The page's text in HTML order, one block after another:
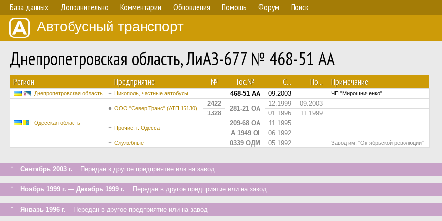
База данных Дополнительно Комментарии Обновления Помощь Форум Поиск
Автобусный транспорт
Днепропетровская область, ЛиАЗ-677 № 468-51 АА
Регион Предприятие № Гос.№ С... По... Примечание
Днепропетровская область Никополь, частные автобусы 468-51 АА 09.2003 ЧП "Мирошниченко"
Одесская область
ООО "Север Транс" (АТП 15130)
2422
281-21 ОА
12.1999
09.2003
1328
01.1996 11.1999
Прочие, г. Одесса
209-68 ОА
11.1995
А 1949 ОІ
06.1992
Служебные 0339 ОДМ 05.1992 Завод им. "Октябрьской революции"
↑ Сентябрь 2003 г. Передан в другое предприятие или на завод
↑ Ноябрь 1999 г. — Декабрь 1999 г. Передан в другое предприятие или на завод
↑ Январь 1996 г. Передан в другое предприятие или на завод